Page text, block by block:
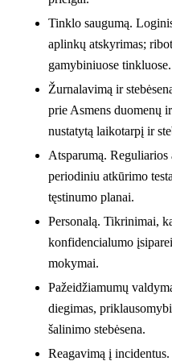
Tinklo saugumą.
aplinkų atskyrimas;
gamybiniuose tinkluose.
Žurnalavimą ir
prie Asmens duomenų
nustatytą laikotarpį ir
Atsparumą. Reguliarios
periodiniu atkūrimo
tęstinumo planai.
Personalą. Tikrinimai,
konfidencialumo
mokymai.
Pažeidžiamumų
diegimas,
šalinimo stebėsena.
Reagavimą į incidentus.